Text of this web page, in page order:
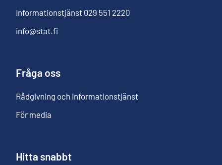
Informationstjänst 029 551 2220
info@stat.fi
Fråga oss
Rådgivning och informationstjänst
För media
Hitta snabbt